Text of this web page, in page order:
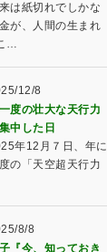
は紙切れでしかな
が、人間の生まれ
…
12/8
度の壮大な天行力
中した日
年12月７日、年に
の「天空超天行力
8/8
『今、知っておき